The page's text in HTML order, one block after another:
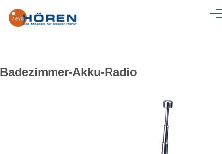
Badezimmer-Akku-Radio